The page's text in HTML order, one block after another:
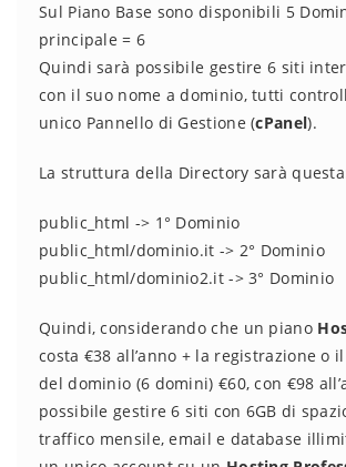
Sul Piano Base sono disponibili 5
principale = 6
Quindi sarà possibile gestire 6 siti
con il suo nome a dominio, tutti
unico Pannello di Gestione (cPanel).
La struttura della Directory sarà
public_html -> 1° Dominio
public_html/dominio.it -> 2° Dominio
public_html/dominio2.it -> 3° Dominio
Quindi, considerando che un piano
costa €38 all’anno + la registrazione o
del dominio (6 domini) €60, con €98
possibile gestire 6 siti con 6GB di
traffico mensile, email e database